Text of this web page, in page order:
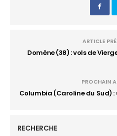
ARTICLE
Domène (38) : vols de
PROCHAIN
Columbia (Caroline du Sud)
RECHERCHE